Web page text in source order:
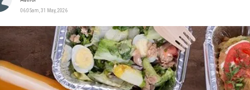
06:05am, 31 May, 2026